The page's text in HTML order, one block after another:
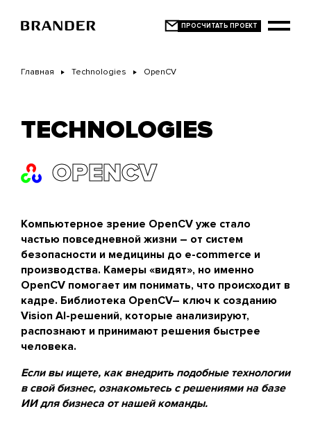
основному
Главная Technologies OpenCV
TECHNOLOGIES
OPENCV
Компьютерное зрение OpenCV уже стало
частью повседневной жизни – от систем
безопасности и медицины до e-commerce и
производства. Камеры «видят», но именно
OpenCV помогает им понимать, что происходит в
кадре. Библиотека OpenCV– ключ к созданию
Vision AI-решений, которые анализируют,
распознают и принимают решения быстрее
человека.
Если вы ищете, как внедрить подобные технологии
в свой бизнес, ознакомьтесь срешениями на базе
ИИдля бизнеса от нашей команды.